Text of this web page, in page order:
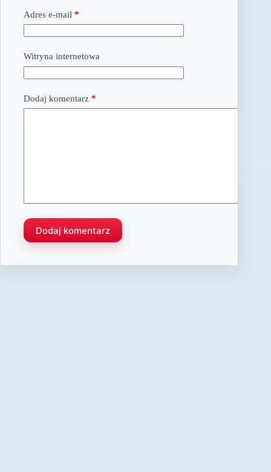
Adres e-mail *
Witryna internetowa
Dodaj komentarz *
Dodaj komentarz